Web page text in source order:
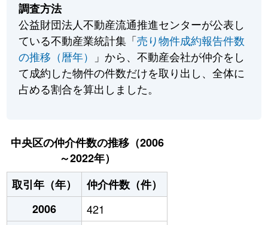
調査方法
公益財団法人不動産流通推進センターが公表し
ている不動産業統計集「売り物件成約報告件数
の推移（暦年）
」から、不動産会社が仲介をし
て成約した物件の件数だけを取り出し、全体に
占める割合を算出しました。
中央区の仲介件数の推移（2006
～2022年）
取引年（年）
仲介件数（件）
2006
421